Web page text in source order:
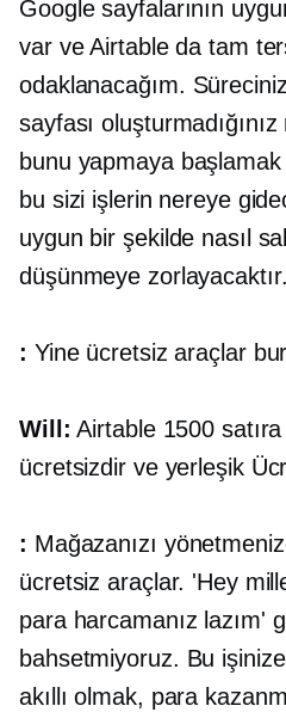
Google sayfalarının
var ve Airtable da tam
odaklanacağım.
sayfası
bunu yapmaya
bu sizi işlerin nereye
uygun bir şekilde nasıl
düşünmeye zorlayacaktır.
: Yine ücretsiz araçlar
Will: Airtable 1500
ücretsizdir ve yerleşik
: Mağazanızı
ücretsiz araçlar. 'Hey
para harcamanız lazım'
bahsetmiyoruz. Bu
akıllı olmak, para